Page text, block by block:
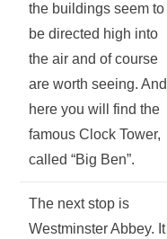
the buildings seem to
be directed high into
the air and of course
are worth seeing. And
here you will find the
famous Clock Tower,
called “Big Ben”.
The next stop is
Westminster Abbey. It